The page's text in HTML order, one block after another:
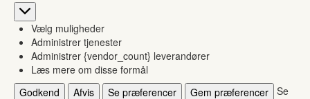
Marketing
Vælg muligheder
Administrer tjenester
Administrer {vendor_count} leverandører
Læs mere om disse formål
Godkend
Afvis Se præferencer Gem præferencer Se